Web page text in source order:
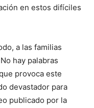
en estos difíciles
a las familias
hay palabras
provoca este
devastador para
publicado por la